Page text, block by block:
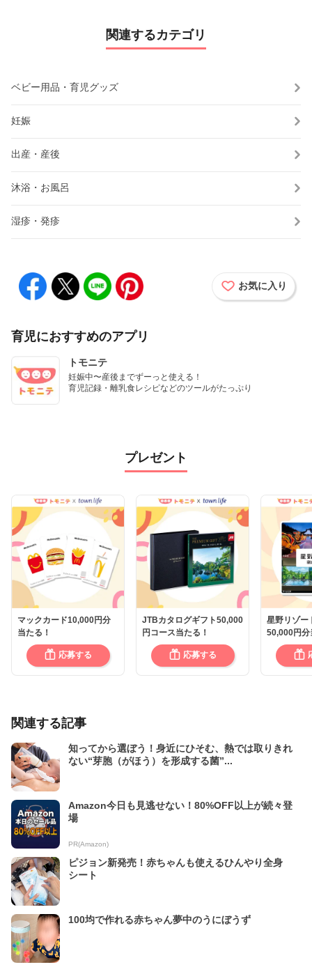
関連するカテゴリ
ベビー用品・育児グッズ
妊娠
出産・産後
沐浴・お風呂
湿疹・発疹
お気に入り
育児におすすめのアプリ
トモニテ
妊娠中〜産後までずーっと使える！
育児記録・離乳食レシピなどのツールがたっぷり
プレゼント
マックカード10,000円分
当たる！
応募する
JTBカタログギフト50,000
円コース当たる！
応募する
星野リゾー
50,000円分
関連する記事
知ってから選ぼう！身近にひそむ、熱では取りきれ
ない“芽胞（がほう）を形成する菌”...
Amazon今日も見逃せない！80%OFF以上が続々登
場
PR(Amazon)
ピジョン新発売！赤ちゃんも使えるひんやり全身
シート
100均で作れる赤ちゃん夢中のうにぼうず